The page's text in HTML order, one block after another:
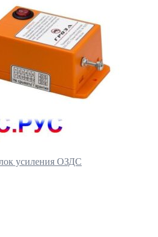
усиления ОЗДС